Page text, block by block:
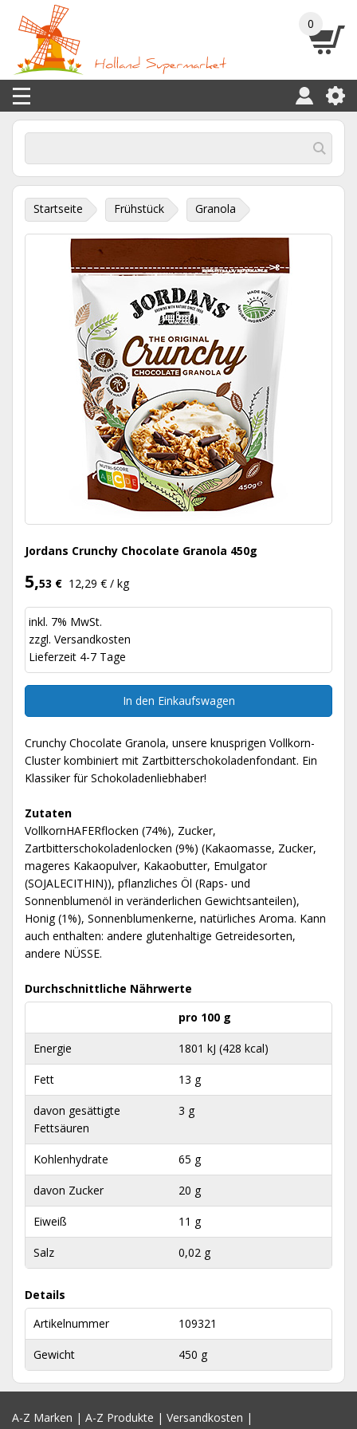
0
Startseite Frühstück Granola
Jordans Crunchy Chocolate Granola 450g
5,53 € 12,29 € / kg
inkl. 7% MwSt.
zzgl. Versandkosten
Lieferzeit 4-7 Tage
In den Einkaufswagen
Crunchy Chocolate Granola, unsere knusprigen Vollkorn-
Cluster kombiniert mit Zartbitterschokoladenfondant. Ein
Klassiker für Schokoladenliebhaber!
Zutaten
VollkornHAFERflocken (74%), Zucker,
Zartbitterschokoladenlocken (9%) (Kakaomasse, Zucker,
mageres Kakaopulver, Kakaobutter, Emulgator
(SOJALECITHIN)), pflanzliches Öl (Raps- und
Sonnenblumenöl in veränderlichen Gewichtsanteilen),
Honig (1%), Sonnenblumenkerne, natürliches Aroma. Kann
auch enthalten: andere glutenhaltige Getreidesorten,
andere NÜSSE.
Durchschnittliche Nährwerte
pro 100 g
Energie 1801 kJ (428 kcal)
Fett 13 g
davon gesättigte
Fettsäuren
3 g
Kohlenhydrate 65 g
davon Zucker 20 g
Eiweiß 11 g
Salz 0,02 g
Details
Artikelnummer
109321
Gewicht 450 g
A-Z Marken | A-Z Produkte | Versandkosten |